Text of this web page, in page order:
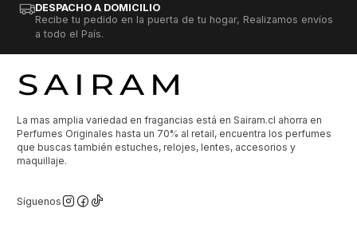
DESPACHO A DOMICILIO
Recibe tu pedido en la puerta de tu hogar, Realizamos envíos
a todo el País.
La mas amplia variedad en fragancias está en Sairam.cl ahorra en
Perfumes Originales hasta un 70% al retail, encuentra los perfumes
que buscas también estuches, relojes, lentes, accesorios y
maquillaje.
Síguenos